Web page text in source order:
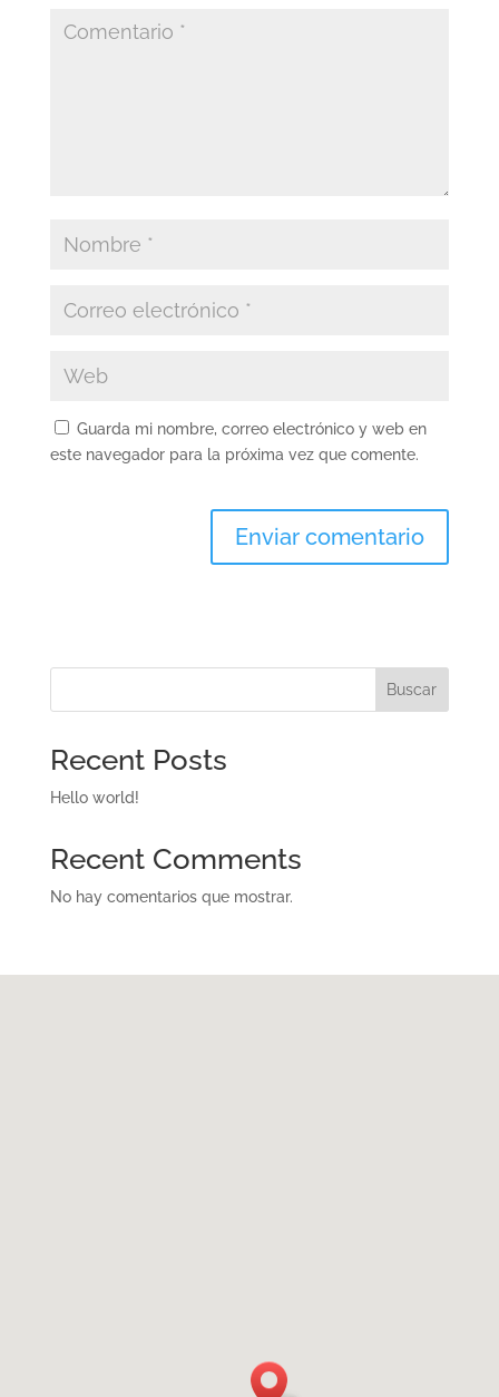
Guarda mi nombre, correo electrónico y web en
este navegador para la próxima vez que comente.
Buscar
Recent Posts
Hello world!
Recent Comments
No hay comentarios que mostrar.